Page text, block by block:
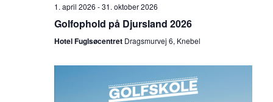
s
1. april 2026 -31. oktober 2026
Golfophold på Djursland 2026
Hotel Fuglsøcentret Dragsmurvej 6, Knebel